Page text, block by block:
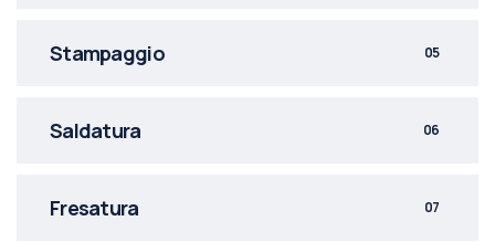
Stampaggio 05
Saldatura 06
Fresatura 07